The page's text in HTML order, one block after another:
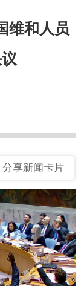
维和人员
分享新闻卡片